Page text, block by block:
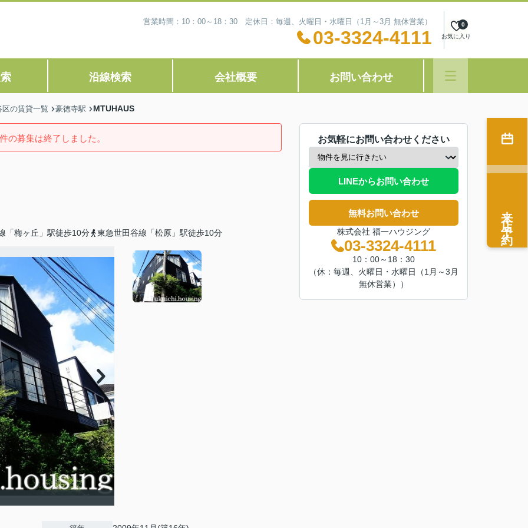
営業時間：10：00～18：30 定休日：毎週、火曜日・水曜日（1月～3月 無休営業）
03-3324-4111 お気に入り
0
沿線検索 会社概要 お問い合わせ
区の賃貸一覧 豪徳寺駅 MTUHAUS
の募集は終了しました。
「梅ヶ丘」駅徒歩10分 東急世田谷線「松原」駅徒歩10分
お気軽にお問い合わせください
LINEからお問い合わせ
無料お問い合わせ
株式会社 福一ハウジング
03-3324-4111
10：00～18：30
（休：毎週、火曜日・水曜日（1月～3月
無休営業））
来店予約